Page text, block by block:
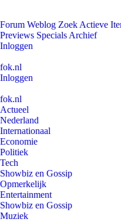
Forum Weblog Zoek Actieve
Previews Specials Archief
Inloggen
fok.nl
Inloggen
fok.nl
Actueel
Nederland
Internationaal
Economie
Politiek
Tech
Showbiz en Gossip
Opmerkelijk
Entertainment
Showbiz en Gossip
Muziek